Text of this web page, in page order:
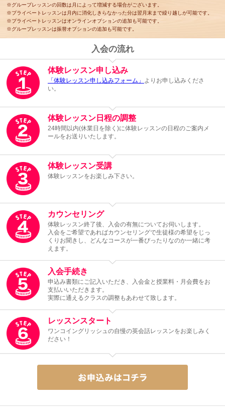
※グループレッスンの回数は月によって増減する場合がございます。
※プライベートレッスンは月内に消化しきらなかった分は翌月末まで繰り越しが可能です。
※プライベートレッスンはオンラインオプションの追加も可能です。
※グループレッスンは振替オプションの追加も可能です。
入会の流れ
体験レッスン申し込み
「体験レッスン申し込みフォーム」 よりお申し込みくださ
い。
体験レッスン日程の調整
24時間以内(休業日を除く)に体験レッスンの日程のご案内メ
ールをお送りいたします。
体験レッスン受講
体験レッスンをお楽しみ下さい。
カウンセリング
体験レッスン終了後、入会の有無についてお伺いします。
入会をご希望であればカウンセリングで生徒様の希望をじっ
くりお聞きし、どんなコースが一番ぴったりなのか一緒に考
えます。
入会手続き
申込み書類にご記入いただき、入会金と授業料・月会費をお
支払いいただきます。
実際に通えるクラスの調整もあわせて致します。
レッスンスタート
ワンコイングリッシュの自慢の英会話レッスンをお楽しみく
ださい！